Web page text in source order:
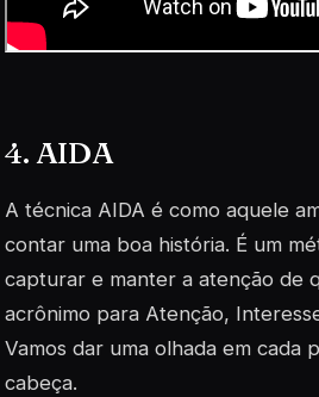
4. AIDA
A técnica AIDA é como aquele
contar uma boa história. É um
capturar e manter a atenção de
acrônimo para Atenção,
Vamos dar uma olhada em cada
cabeça.